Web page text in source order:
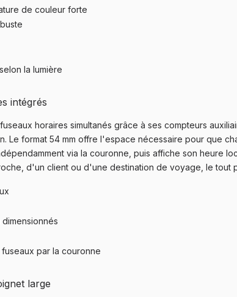
de couleur forte
la lumière
intégrés
horaires simultanés grâce à ses compteurs
Le format 54 mm offre l'espace nécessaire pour que
via la couronne, puis affiche son heure
d'un client ou d'une destination de voyage, le tout
par la couronne
large